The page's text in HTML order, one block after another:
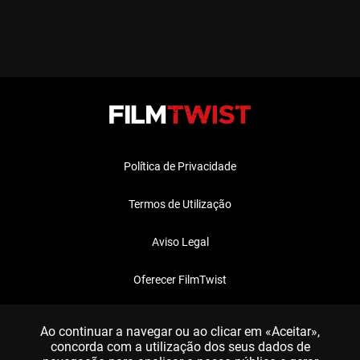
Política de Privacidade
Termos de Utilização
Aviso Legal
Oferecer FilmTwist
Ao continuar a navegar ou ao clicar em «Aceitar»,
concorda com a utilização dos seus dados de